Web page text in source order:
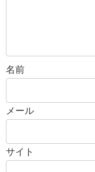
名前
メール
サイト